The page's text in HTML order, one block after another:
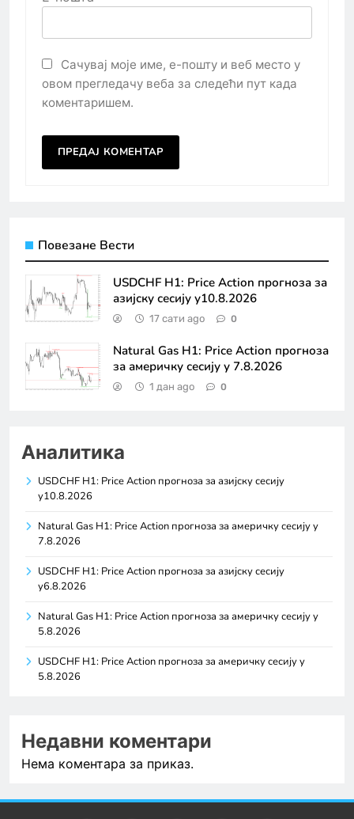
Сачувај моје име, е-пошту и веб место у
овом прегледачу веба за следећи пут када
коментаришем.
Повезане Вести
USDCHF H1: Price Action прогноза за
азијску сесију у10.8.2026
17 сати ago 0
Natural Gas H1: Price Action прогноза
за америчку сесију у 7.8.2026
1 дан ago 0
Аналитика
USDCHF H1: Price Action прогноза за азијску сесију
у10.8.2026
Natural Gas H1: Price Action прогноза за америчку сесију у
7.8.2026
USDCHF H1: Price Action прогноза за азијску сесију
у6.8.2026
Natural Gas H1: Price Action прогноза за америчку сесију у
5.8.2026
USDCHF H1: Price Action прогноза за америчку сесију у
5.8.2026
Недавни коментари
Нема коментара за приказ.